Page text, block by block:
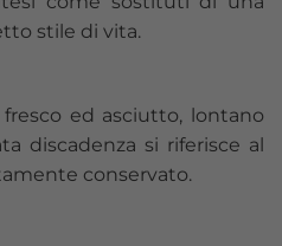
stile di vita.
ed asciutto, lontano
discadenza si riferisce al
conservato.